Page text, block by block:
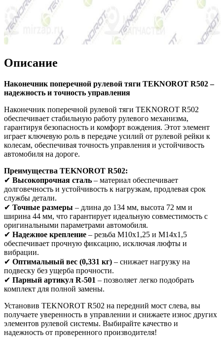
Описание
Наконечник поперечной рулевой тяги TEKNOROT R502 –
надежность и точность управления
Наконечник поперечной рулевой тяги TEKNOROT R502
обеспечивает стабильную работу рулевого механизма,
гарантируя безопасность и комфорт вождения. Этот элемент
играет ключевую роль в передаче усилий от рулевой рейки к
колесам, обеспечивая точность управления и устойчивость
автомобиля на дороге.
Преимущества TEKNOROT R502:
✔ Высокопрочная сталь – материал обеспечивает
долговечность и устойчивость к нагрузкам, продлевая срок
службы детали.
✔ Точные размеры – длина до 134 мм, высота 72 мм и
ширина 44 мм, что гарантирует идеальную совместимость с
оригинальными параметрами автомобиля.
✔ Надежное крепление – резьба M10x1,25 и M14x1,5
обеспечивает прочную фиксацию, исключая люфты и
вибрации.
✔ Оптимальный вес (0,331 кг) – снижает нагрузку на
подвеску без ущерба прочности.
✔ Парный артикул R-501 – позволяет легко подобрать
комплект для полной замены.
Установив TEKNOROT R502 на передний мост слева, вы
получаете уверенность в управлении и снижаете износ других
элементов рулевой системы. Выбирайте качество и
надежность от проверенного производителя!